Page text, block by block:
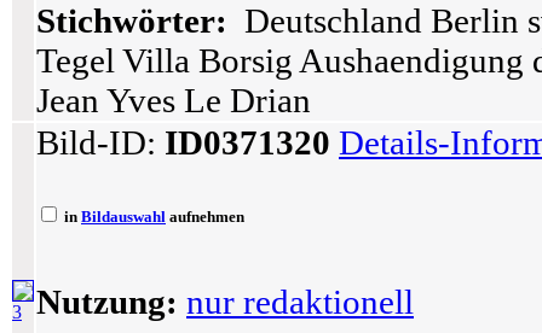
Stichwörter: Deutschland Berlin
Tegel Villa Borsig Aushaendigung
Jean Yves Le Drian
3
Bild-ID: ID0371320 Details-
in Bildauswahl aufnehmen
Nutzung: nur redaktionell